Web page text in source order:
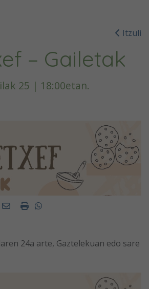
Itzuli
– Gailetak
25 | 18:00etan.
TwitterEmailImprimirWhatsapp
24a arte, Gaztelekuan edo sare